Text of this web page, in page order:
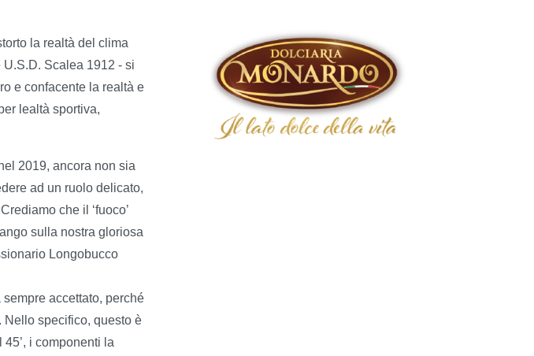
la realtà del clima
Scalea 1912 - si
e confacente la realtà e
lealtà sportiva,
2019, ancora non sia
ad un ruolo delicato,
che il ‘fuoco’
sulla nostra gloriosa
Longobucco
accettato, perché
Nello specifico, questo è
i componenti la